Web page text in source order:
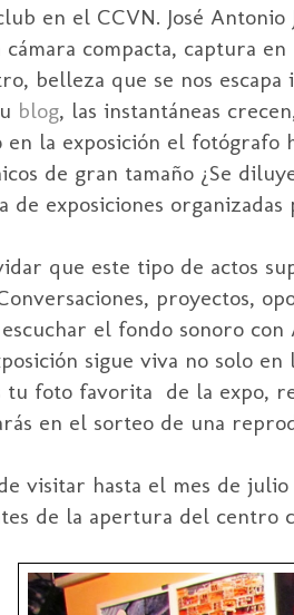
en el CCVN. José
compacta, captura
belleza que se nos
blog, las instantáneas
en la exposición el
de gran tamaño ¿Se
de exposiciones
que este tipo de actos
proyectos,
el fondo sonoro
sigue viva no solo
tu foto favorita de la expo,
en el sorteo de una
visitar hasta el mes de
de la apertura del centro